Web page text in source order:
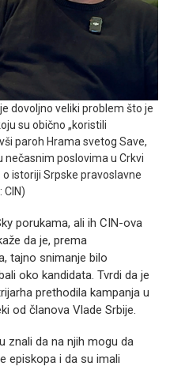
dovoljno veliki problem što je
su obično „koristili
paroh Hrama svetog Save,
nečasnim poslovima u Crkvi
istoriji Srpske pravoslavne
CIN)
porukama, ali ih CIN-ova
da je, prema
tajno snimanje bilo
oko kandidata. Tvrdi da je
prethodila kampanja u
od članova Vlade Srbije.
znali da na njih mogu da
episkopa i da su imali